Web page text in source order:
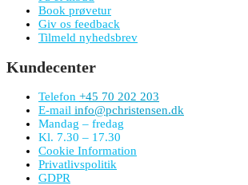
Book prøvetur
Giv os feedback
Tilmeld nyhedsbrev
Kundecenter
Telefon +45 70 202 203
E-mail info@pchristensen.dk
Mandag – fredag
Kl. 7.30 – 17.30
Cookie Information
Privatlivspolitik
GDPR